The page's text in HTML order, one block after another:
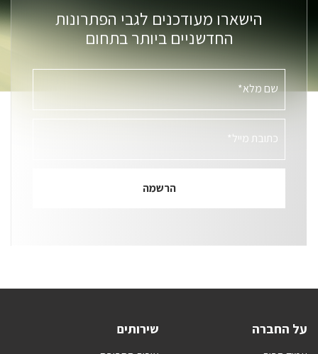
הישארו מעודכנים לגבי הפתרונות
החדשניים ביותר בתחום
שם מלא*
כתובת מייל*
על החברה שירותים